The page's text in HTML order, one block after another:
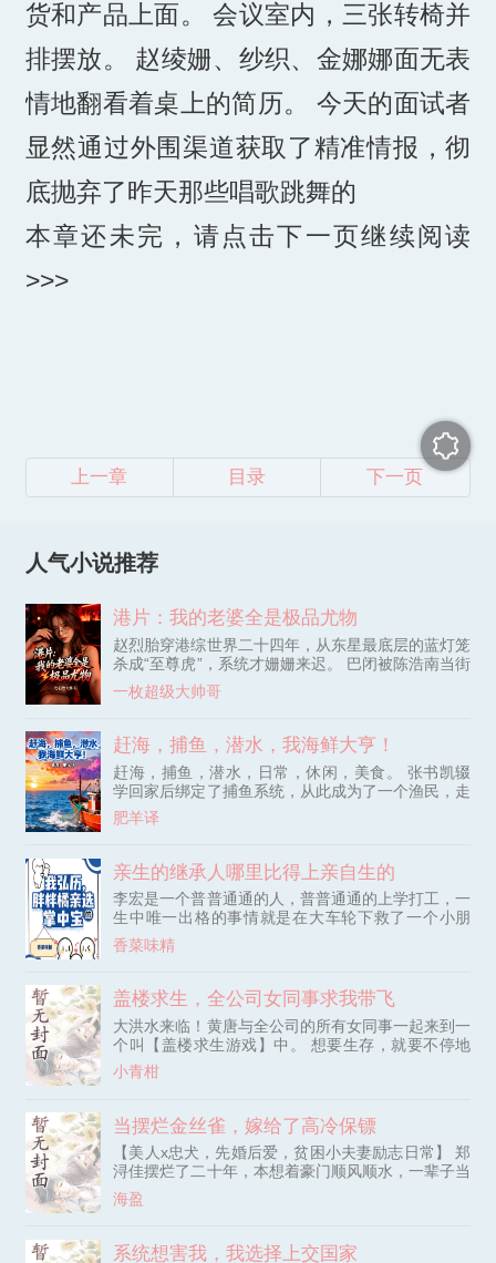
货和产品上面。 会议室内，三张转椅并
排摆放。 赵绫姗、纱织、金娜娜面无表
情地翻看着桌上的简历。 今天的面试者
显然通过外围渠道获取了精准情报，彻
底抛弃了昨天那些唱歌跳舞的
本章还未完，请点击下一页继续阅读
>>>
上一章 目录 下一页
人气小说推荐
港片：我的老婆全是极品尤物
赵烈胎穿港综世界二十四年，从东星最底层的蓝灯笼
杀成“至尊虎”，系统才姗姗来迟。 巴闭被陈浩南当街
追杀，他本只想顺手捞一笔千万酬金，谁知大佬B竟
派陈浩南来烧他的仓库，一脚踩进了他的底线。 既
家被他吃干抹净，连人带地盘一口吞下。 洪兴太子
绑了笑面虎想逼他换人，他反手甩出人形铁球阿海，
直接碾平铜锣湾所有场子，逼得蒋天生咽下哑巴亏坐
到谈判桌前。 以此一步步斩
一枚超级大帅哥
赶海，捕鱼，潜水，我海鲜大亨！
赶海，捕鱼，潜水，日常，休闲，美食。 张书凯辍
学回家后绑定了捕鱼系统，从此成为了一个渔民，走
上了发家致富之路。 经过了一段时间的发展后，回
首发现，自己已经成为了全世界第一的海鲜大王。
布着他的渔场！ 亚洲，非洲，欧洲，美洲，大洋
洲，甚至是南极洲，海边都流传着关于他的传说！
顾客：“老板，我要一条五百斤的蓝鳍金枪鱼，这么
大的蓝鳍金枪鱼有吗？” 张书凯摇头
肥羊译
亲生的继承人哪里比得上亲自生的
李宏是一个普普通通的人，普普通通的上学打工，一
生中唯一出格的事情就是在大车轮下救了一个小朋
友。 结果一转头穿越到了甄嬛传的世界，成了原本
应该被扔在圆明园里，一直无人问津为了助甄嬛回宫
为自己穿越的是正史，还在想着保送就能当最长寿皇
帝的时候。 渐渐发现这个雍正朝好像有什么地方不
对劲，乌拉那拉家的双生姐妹花，与先皇后颇为相似
与皇上谈情说爱的女中诸葛。 哦，原来这是甄嬛传
啊。 原来他就是那个赘婿渣渣龙？！ 【唯一橘宝
香菜味精
盖楼求生，全公司女同事求我带飞
大洪水来临！黄唐与全公司的所有女同事一起来到一
个叫【盖楼求生游戏】中。 想要生存，就要不停地
盖楼！ 幸好黄唐觉醒【每日抽卡系统】，天天概念
级神卡抽到手软。 抽中【好运来】：开盲盒欧皇附
则，我说“丧尸不能咬人”！ 抽中【退！退！退？】：
大妈附体，万物皆要退后三步，避我锋芒！ 抽中
【开发者模式】：我看到了这个世界的隐藏规
则……… 但让黄唐没想到的是，所有女
小青柑
当摆烂金丝雀，嫁给了高冷保镖
【美人x忠犬，先婚后爱，贫困小夫妻励志日常】 郑
浔佳摆烂了二十年，本想着豪门顺风顺水，一辈子当
个爸妈娇养的金丝雀。 没想到，她是被抱错的假小
姐。 郑家真正的小姐高傲强势，回来之后，郑浔佳
床单。 郑浔佳灰溜溜的离开了豪门，嫁给了冷冰冰
海盈
系统想害我，我选择上交国家